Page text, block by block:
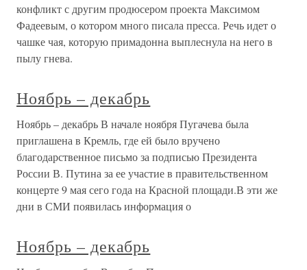
конфликт с другим продюсером проекта Максимом
Фадеевым, о котором много писала пресса. Речь идет о
чашке чая, которую примадонна выплеснула на него в
пылу гнева.
Ноябрь – декабрь
Ноябрь – декабрь В начале ноября Пугачева была
приглашена в Кремль, где ей было вручено
благодарственное письмо за подписью Президента
России В. Путина за ее участие в правительственном
концерте 9 мая сего года на Красной площади.В эти же
дни в СМИ появилась информация о
Ноябрь – декабрь